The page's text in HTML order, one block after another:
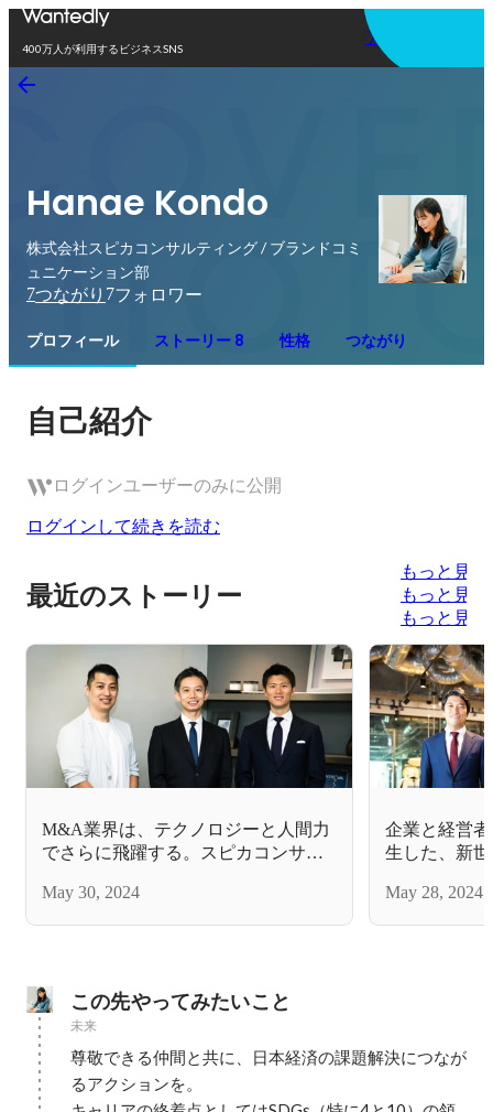
400万人が利用するビジネスSNS
アプリを使う
Hanae Kondo
株式会社スピカコンサルティング / ブランドコミ
ュニケーション部
7つながり 7フォロワー
プロフィール ストーリー 8 性格 つながり
自己紹介
ログインユーザーのみに公開
ログインして続きを読む
最近のストーリー
もっと見る
もっと見る
もっと見る
M&A業界は、テクノロジーと人間力
でさらに飛躍する。スピカコンサル
M&A仲介DX事業の新たな未来
May 30, 2024
企業と経営
生した、新
未来のために
May 28, 2024
この先やってみたいこと
未来
尊敬できる仲間と共に、日本経済の課題解決につなが
るアクションを。